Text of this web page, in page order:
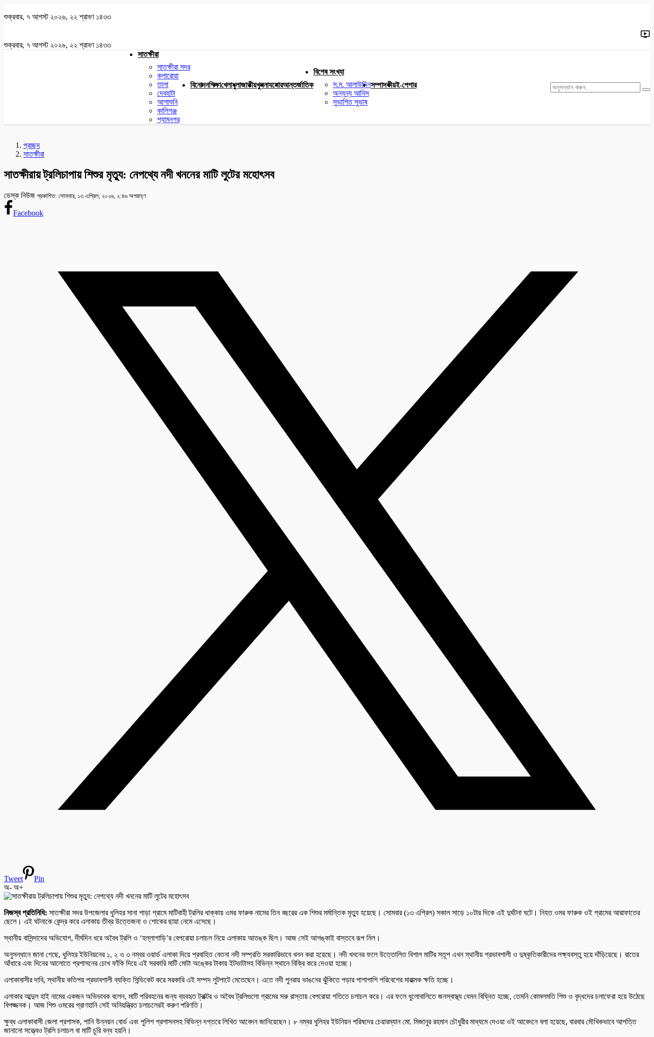
শুক্রবার, ৭ আগস্ট ২০২৬, ২২ শ্রাবণ ১৪৩৩
শুক্রবার, ৭ আগস্ট ২০২৬, ২২ শ্রাবণ ১৪৩৩
সাতক্ষীরা
সাতক্ষীরা সদর
কলারোয়া
তালা
দেবহাটা
আশাশুনি
কালিগঞ্জ
শ্যামনগর
বিনোদনশিক্ষাখেলাধুলাজাতীয়খুলনাযশোরআন্তর্জাতিক
বিশেষ সংখ্যা
স.ম. আলাউদ্দিন
অন্যন্য আনিস
সুভাশিত সুভাষ
সম্পাদকীয়ই-পেপার
প্রচ্ছদ
সাতক্ষীরা
সাতক্ষীরায় ট্রলিচাপায় শিশুর মৃত্যু: নেপথ্যে নদী খননের মাটি লুটের মহোৎসব
ডেস্ক নিউজ প্রকাশিত: সোমবার, ১৩ এপ্রিল, ২০২৬, ২:৪৬ অপরাহ্ণ
Facebook
Tweet
Pin
অ- অ+
নিজস্ব প্রতিনিধি: ​সাতক্ষীরা সদর উপজেলার ধুলিহর সানা পাড়া গ্রামে মাটিবাহী ট্রলির ধাক্কায় ওমর ফারুক নামের তিন বছরের এক শিশুর মর্মান্তিক মৃত্যু হয়েছে। সোমবার (১৩ এপ্রিল) সকাল সাড়ে ১০টার দিকে এই দুর্ঘটনা ঘটে। নিহত ওমর ফারুক ওই গ্রামের আরাফাতের
ছেলে। এই ঘটনাকে কেন্দ্র করে এলাকায় তীব্র উত্তেজনা ও শোকের ছায়া নেমে এসেছে।
​স্থানীয় বাসিন্দাদের অভিযোগ, দীর্ঘদিন ধরে অবৈধ ট্রলি ও ‘হল্লাগাড়ি’র বেপরোয়া চলাচল নিয়ে এলাকায় আতঙ্ক ছিল। আজ সেই আশঙ্কাই বাস্তবে রূপ নিল।
​অনুসন্ধানে জানা গেছে, ধুলিহর ইউনিয়নের ১, ২ ও ৩ নম্বর ওয়ার্ড এলাকা দিয়ে প্রবাহিত বেতনা নদী সম্প্রতি সরকারিভাবে খনন করা হয়েছে। নদী খননের ফলে উত্তোলিত বিশাল মাটির স্তূপ এখন স্থানীয় প্রভাবশালী ও দুষ্কৃতিকারীদের লক্ষ্যবস্তু হয়ে দাঁড়িয়েছে। রাতের
আঁধারে এবং দিনের আলোতে প্রশাসনের চোখ ফাঁকি দিয়ে এই সরকারি মাটি মোটা অঙ্কের টাকায় ইটভাটাসহ বিভিন্ন স্থানে বিক্রি করে দেওয়া হচ্ছে।
​এলাকাবাসীর দাবি, স্থানীয় কতিপয় প্রভাবশালী ব্যক্তি সিন্ডিকেট করে সরকারি এই সম্পদ লুটপাটে মেতেছেন। এতে নদী পুনরায় ভাঙনের ঝুঁকিতে পড়ার পাশাপাশি পরিবেশের মারাত্মক ক্ষতি হচ্ছে।
​এলাকার আব্দুল হাই নামের একজন অভিভাবক বলেন, ​মাটি পরিবহনের জন্য ব্যবহৃত ট্রাক্টর ও অবৈধ ট্রলিগুলো গ্রামের সরু রাস্তায় বেপরোয়া গতিতে চলাচল করে। এর ফলে ধুলোবালিতে জনস্বাস্থ্য যেমন বিঘ্নিত হচ্ছে, তেমনি কোমলমতি শিশু ও বৃদ্ধদের চলাফেরা হয়ে উঠেছে
বিপজ্জনক। আজ শিশু ওমরের প্রাণহানি সেই অনিয়ন্ত্রিত চলাচলেরই করুণ পরিণতি।
ক্ষুব্ধ এলাকাবাসী জেলা প্রশাসক, পানি উন্নয়ন বোর্ড এবং পুলিশ প্রশাসনসহ বিভিন্ন দপ্তরে লিখিত আবেদন জানিয়েছেন। ৮ নম্বর ধুলিহর ইউনিয়ন পরিষদের চেয়ারম্যান মো. মিজানুর রহমান চৌধুরীর মাধ্যমে দেওয়া ওই আবেদনে বলা হয়েছে, বারবার মৌখিকভাবে আপত্তি
জানানো সত্ত্বেও ট্রলি চলাচল বা মাটি চুরি বন্ধ হয়নি।